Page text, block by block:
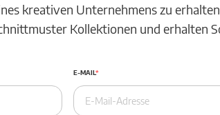
kreativen Unternehmens zu
Kollektionen und erhalten
E-MAIL